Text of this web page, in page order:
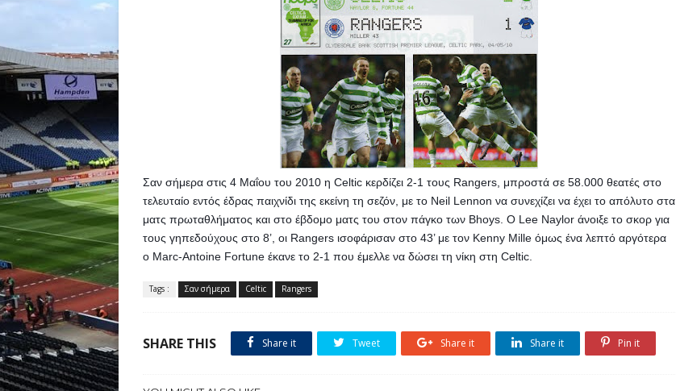
Σαν σήμερα στις 4 Μαΐου του 2010 η Celtic κερδίζει 2-1 τους Rangers, μπροστά σε 58.000 θεατές στο
τελευταίο εντός έδρας παιχνίδι της εκείνη τη σεζόν, με το Neil Lennon να συνεχίζει να έχει το απόλυτο στα
ματς πρωταθλήματος και στο έβδομο ματς του στον πάγκο των Bhoys. O Lee Naylor άνοιξε το σκορ για
τους γηπεδούχους στο 8’, οι Rangers ισοφάρισαν στο 43’ με τον Kenny Mille όμως ένα λεπτό αργότερα
ο Marc-Antoine Fortune έκανε το 2-1 που έμελλε να δώσει τη νίκη στη Celtic.
Tags : Σαν σήμερα Celtic Rangers
SHARE THIS Share it Tweet Share it Share it Pin it